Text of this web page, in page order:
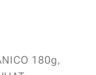
180g,